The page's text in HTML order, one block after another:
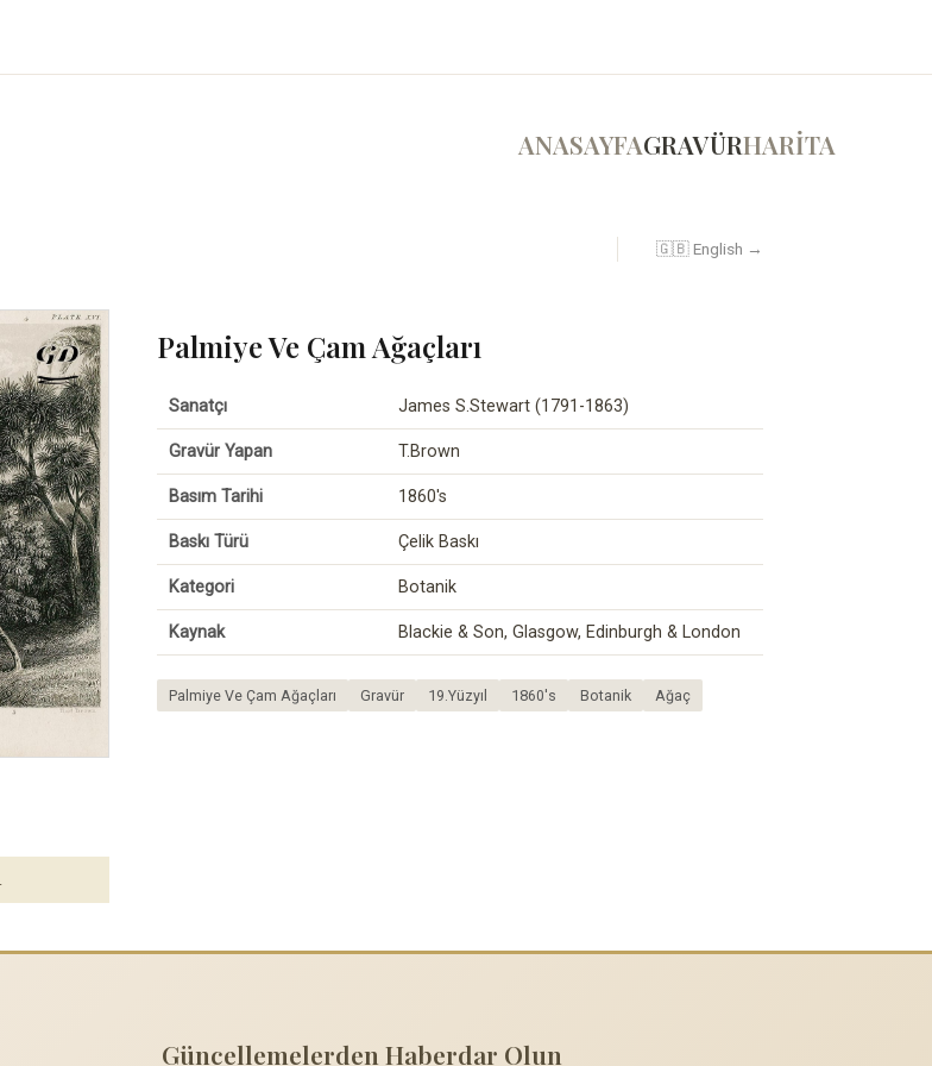
ANASAYFAGRAVÜRHARİTA
🇬🇧 English →
Palmiye Ve Çam Ağaçları
Sanatçı James S.Stewart (1791-1863)
Gravür Yapan T.Brown
Basım Tarihi 1860's
Baskı Türü Çelik Baskı
Kategori Botanik
Kaynak Blackie & Son, Glasgow, Edinburgh & London
Palmiye Ve Çam Ağaçları Gravür 19.Yüzyıl 1860's Botanik Ağaç
Güncellemelerden Haberdar Olun